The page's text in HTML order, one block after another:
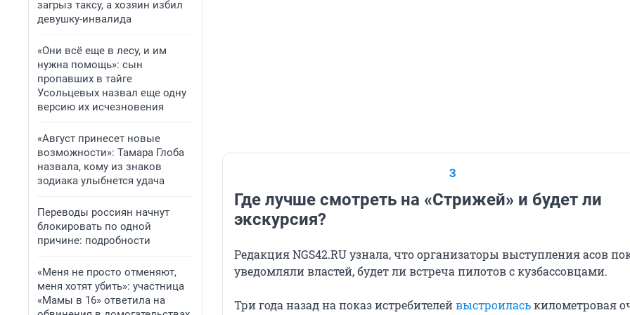
загрыз таксу, а хозяин избил
девушку-инвалида
«Они всё еще в лесу, и им
нужна помощь»: сын
пропавших в тайге
Усольцевых назвал еще одну
версию их исчезновения
«Август принесет новые
возможности»: Тамара Глоба
назвала, кому из знаков
зодиака улыбнется удача
Переводы россиян начнут
блокировать по одной
причине: подробности
«Меня не просто отменяют,
меня хотят убить»: участница
«Мамы в 16» ответила на
3
Где лучше смотреть на «Стрижей» и будет ли
экскурсия?
Редакция NGS42.RU узнала, что организаторы выступления асов
уведомляли властей, будет ли встреча пилотов с кузбассовцами.
Три года назад на показ истребителейвыстроиласькилометровая